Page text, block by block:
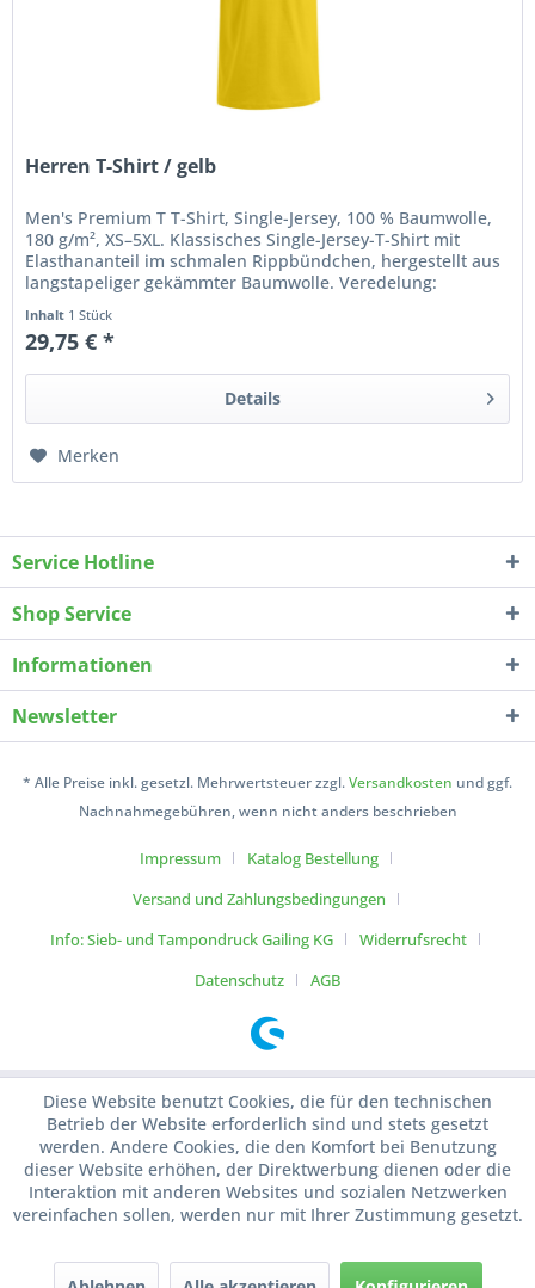
Herren T-Shirt / gelb
Men's Premium T T-Shirt, Single-Jersey, 100 % Baumwolle,
180 g/m², XS–5XL. Klassisches Single-Jersey-T-Shirt mit
Elasthananteil im schmalen Rippbündchen, hergestellt aus
langstapeliger gekämmter Baumwolle. Veredelung:
Inhalt 1 Stück
29,75 € *
Details
Merken
Service Hotline
Shop Service
Informationen
Newsletter
* Alle Preise inkl. gesetzl. Mehrwertsteuer zzgl.Versandkosten und ggf.
Nachnahmegebühren, wenn nicht anders beschrieben
Impressum
Katalog Bestellung
Versand und Zahlungsbedingungen
Info: Sieb- und Tampondruck Gailing KG
Widerrufsrecht
Datenschutz
AGB
Diese Website benutzt Cookies, die für den technischen
Betrieb der Website erforderlich sind und stets gesetzt
werden. Andere Cookies, die den Komfort bei Benutzung
dieser Website erhöhen, der Direktwerbung dienen oder die
Interaktion mit anderen Websites und sozialen Netzwerken
vereinfachen sollen, werden nur mit Ihrer Zustimmung gesetzt.